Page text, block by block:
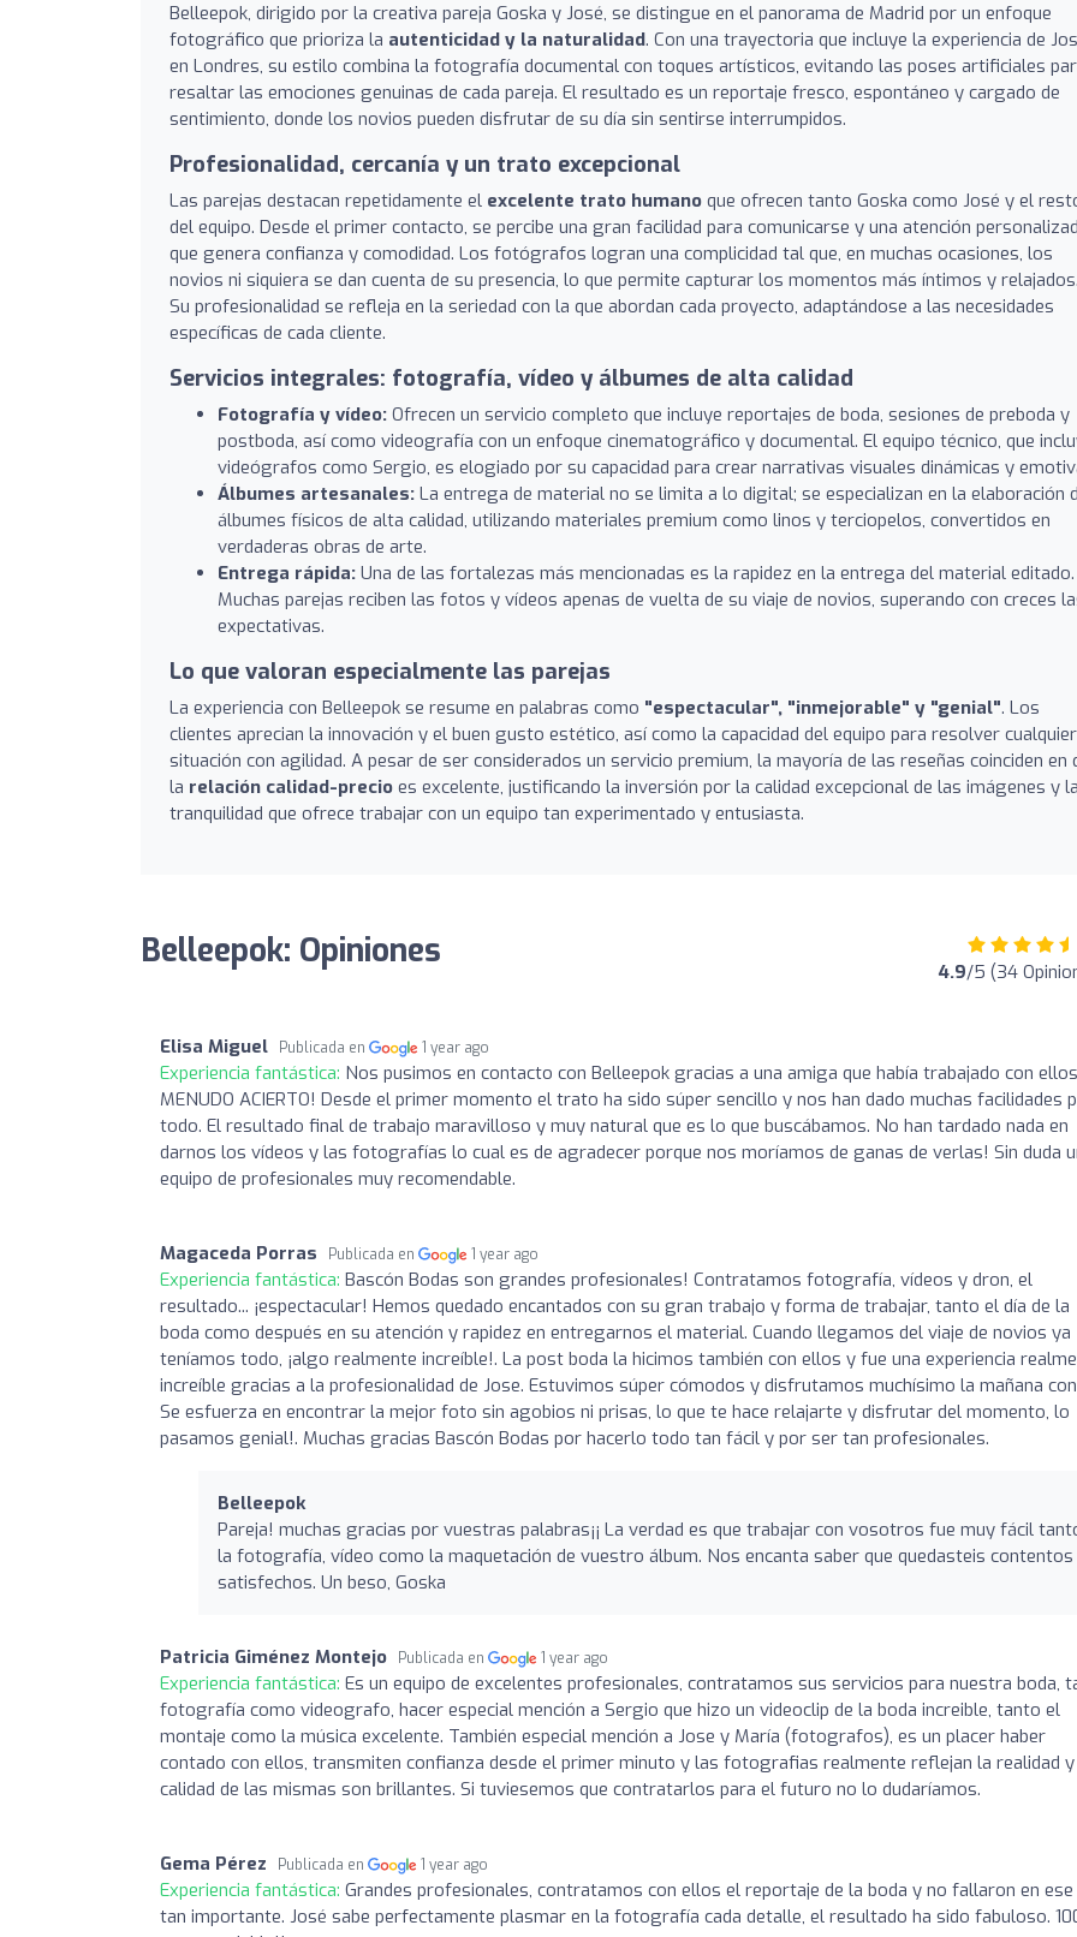
Belleepok, dirigido por la creativa pareja Goska y José, se distingue en el panorama de Madrid por un enfoque
fotográfico que prioriza la autenticidad y la naturalidad. Con una trayectoria que incluye la experiencia de
en Londres, su estilo combina la fotografía documental con toques artísticos, evitando las poses artificiales
resaltar las emociones genuinas de cada pareja. El resultado es un reportaje fresco, espontáneo y cargado de
sentimiento, donde los novios pueden disfrutar de su día sin sentirse interrumpidos.
Profesionalidad, cercanía y un trato excepcional
Las parejas destacan repetidamente el excelente trato humano que ofrecen tanto Goska como José y el
del equipo. Desde el primer contacto, se percibe una gran facilidad para comunicarse y una atención
que genera confianza y comodidad. Los fotógrafos logran una complicidad tal que, en muchas ocasiones, los
novios ni siquiera se dan cuenta de su presencia, lo que permite capturar los momentos más íntimos y relajados.
Su profesionalidad se refleja en la seriedad con la que abordan cada proyecto, adaptándose a las necesidades
específicas de cada cliente.
Servicios integrales: fotografía, vídeo y álbumes de alta calidad
Fotografía y vídeo: Ofrecen un servicio completo que incluye reportajes de boda, sesiones de preboda y
postboda, así como videografía con un enfoque cinematográfico y documental. El equipo técnico, que
videógrafos como Sergio, es elogiado por su capacidad para crear narrativas visuales dinámicas y
Álbumes artesanales: La entrega de material no se limita a lo digital; se especializan en la elaboración
álbumes físicos de alta calidad, utilizando materiales premium como linos y terciopelos, convertidos en
verdaderas obras de arte.
Entrega rápida: Una de las fortalezas más mencionadas es la rapidez en la entrega del material editado.
Muchas parejas reciben las fotos y vídeos apenas de vuelta de su viaje de novios, superando con creces
expectativas.
Lo que valoran especialmente las parejas
La experiencia con Belleepok se resume en palabras como "espectacular", "inmejorable" y "genial". Los
clientes aprecian la innovación y el buen gusto estético, así como la capacidad del equipo para resolver cualquier
situación con agilidad. A pesar de ser considerados un servicio premium, la mayoría de las reseñas coinciden en
la relación calidad-precio es excelente, justificando la inversión por la calidad excepcional de las imágenes y la
tranquilidad que ofrece trabajar con un equipo tan experimentado y entusiasta.
Belleepok: Opiniones 4.9/5 (34
Elisa Miguel Publicada en 1 year ago
Experiencia fantástica: Nos pusimos en contacto con Belleepok gracias a una amiga que había trabajado con
MENUDO ACIERTO! Desde el primer momento el trato ha sido súper sencillo y nos han dado muchas facilidades
todo. El resultado final de trabajo maravilloso y muy natural que es lo que buscábamos. No han tardado nada en
darnos los vídeos y las fotografías lo cual es de agradecer porque nos moríamos de ganas de verlas! Sin duda
equipo de profesionales muy recomendable.
Magaceda Porras Publicada en 1 year ago
Experiencia fantástica: Bascón Bodas son grandes profesionales! Contratamos fotografía, vídeos y dron, el
resultado... ¡espectacular! Hemos quedado encantados con su gran trabajo y forma de trabajar, tanto el día de la
boda como después en su atención y rapidez en entregarnos el material. Cuando llegamos del viaje de novios ya
teníamos todo, ¡algo realmente increíble!. La post boda la hicimos también con ellos y fue una experiencia
increíble gracias a la profesionalidad de Jose. Estuvimos súper cómodos y disfrutamos muchísimo la mañana
Se esfuerza en encontrar la mejor foto sin agobios ni prisas, lo que te hace relajarte y disfrutar del momento, lo
pasamos genial!. Muchas gracias Bascón Bodas por hacerlo todo tan fácil y por ser tan profesionales.
Belleepok
Pareja! muchas gracias por vuestras palabras¡¡ La verdad es que trabajar con vosotros fue muy fácil
la fotografía, vídeo como la maquetación de vuestro álbum. Nos encanta saber que quedasteis
satisfechos. Un beso, Goska
Patricia Giménez Montejo Publicada en 1 year ago
Experiencia fantástica: Es un equipo de excelentes profesionales, contratamos sus servicios para nuestra boda,
fotografía como videografo, hacer especial mención a Sergio que hizo un videoclip de la boda increible, tanto el
montaje como la música excelente. También especial mención a Jose y María (fotografos), es un placer haber
contado con ellos, transmiten confianza desde el primer minuto y las fotografias realmente reflejan la realidad
calidad de las mismas son brillantes. Si tuviesemos que contratarlos para el futuro no lo dudaríamos.
Gema Pérez Publicada en 1 year ago
Experiencia fantástica: Grandes profesionales, contratamos con ellos el reportaje de la boda y no fallaron en ese
tan importante. José sabe perfectamente plasmar en la fotografía cada detalle, el resultado ha sido fabuloso.